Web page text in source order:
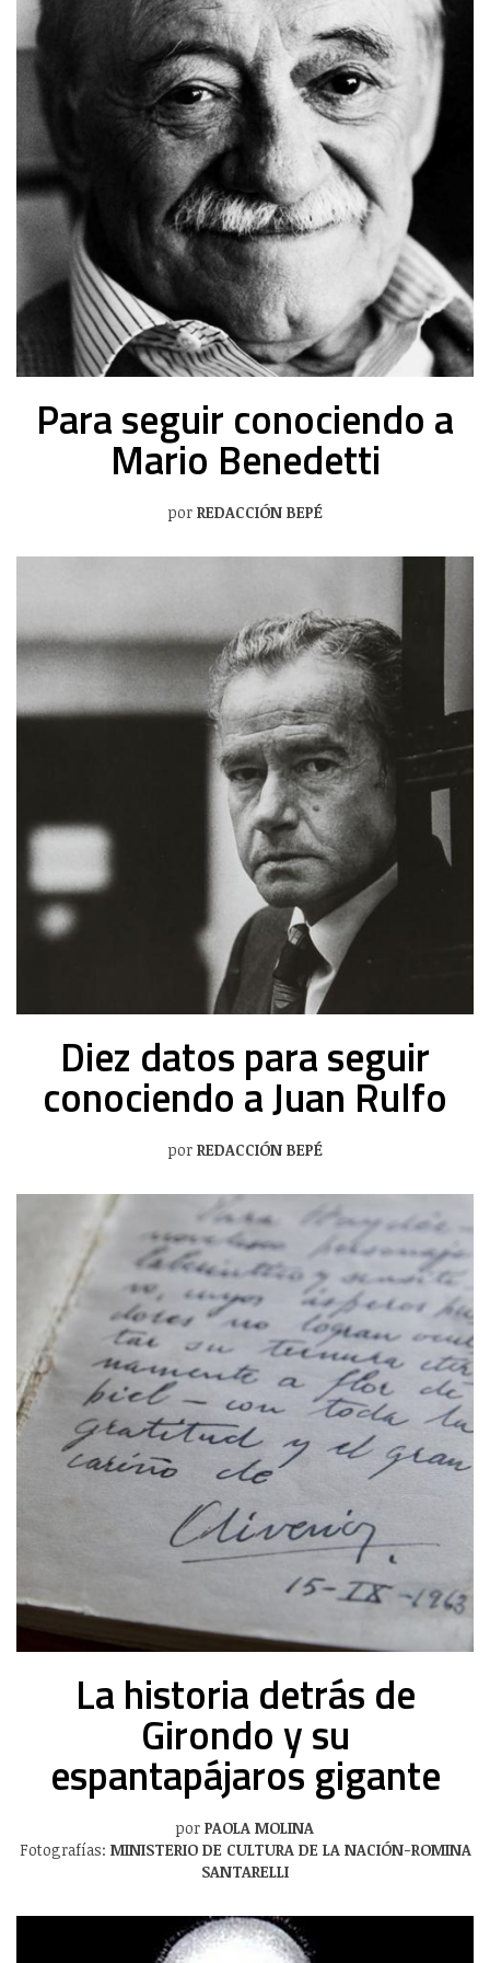
-
2023
Para seguir conociendo a
Mario Benedetti
por REDACCIÓN BEPÉ
Diez datos para seguir
conociendo a Juan Rulfo
por REDACCIÓN BEPÉ
La historia detrás de
Girondo y su
espantapájaros gigante
por PAOLA MOLINA
Fotografías: MINISTERIO DE CULTURA DE LA NACIÓN-ROMINA
SANTARELLI